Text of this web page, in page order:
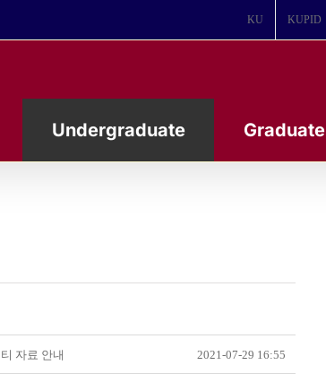
KU KUPID
Undergraduate Graduate
자료 안내 2021-07-29 16:55